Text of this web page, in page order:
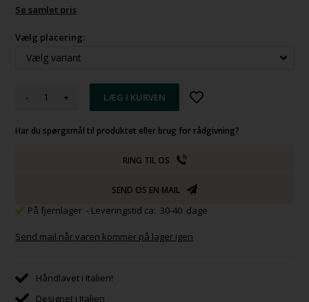
Se samlet pris
Vælg placering:
- +
Har du spørgsmål til produktet eller brug for rådgivning?
RING TIL OS
SEND OS EN MAIL
På fjernlager - Leveringstid ca: 30-40 dage
Send mail når varen kommer på lager igen
Håndlavet i Italien!
Designet i Italien